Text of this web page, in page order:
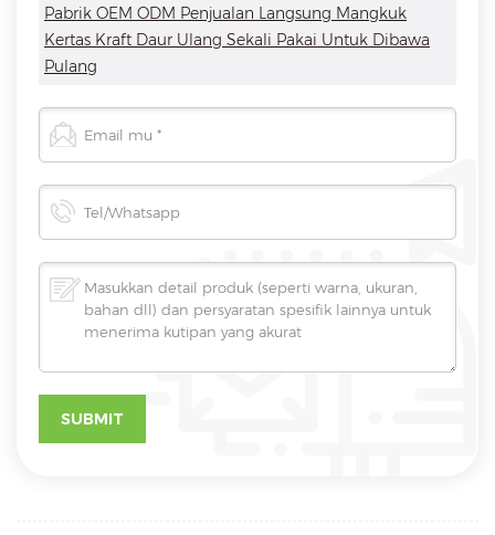
Pabrik OEM ODM Penjualan Langsung Mangkuk
Kertas Kraft Daur Ulang Sekali Pakai Untuk Dibawa
Pulang